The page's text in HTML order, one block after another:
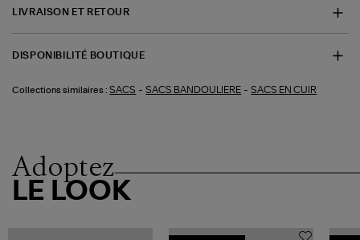
LIVRAISON ET RETOUR
DISPONIBILITÉ BOUTIQUE
Collections similaires : SACS -SACS BANDOULIERE -SACS EN CUIR
Adoptez
LE LOOK